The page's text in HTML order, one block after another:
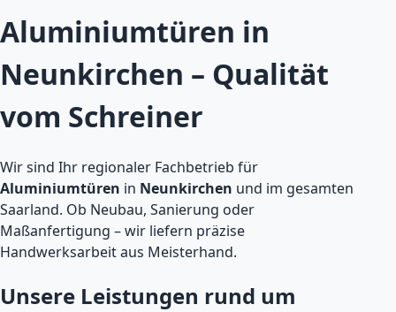
Aluminiumtüren in
Neunkirchen – Qualität
vom Schreiner
Wir sind Ihr regionaler Fachbetrieb für
Aluminiumtüren in Neunkirchen und im gesamten
Saarland. Ob Neubau, Sanierung oder
Maßanfertigung – wir liefern präzise
Handwerksarbeit aus Meisterhand.
Unsere Leistungen rund um